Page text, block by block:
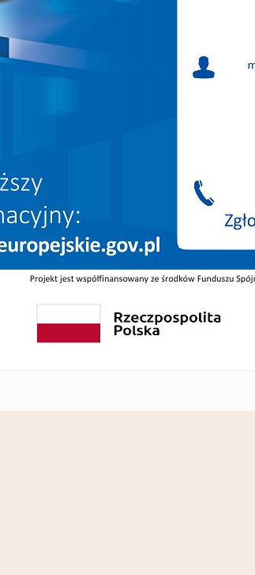
Marina i wypozyczalnia - godziny otwarcia w sezonie 2026